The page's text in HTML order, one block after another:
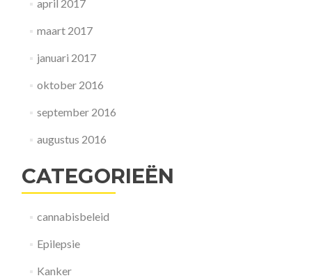
april 2017
maart 2017
januari 2017
oktober 2016
september 2016
augustus 2016
CATEGORIEËN
cannabisbeleid
Epilepsie
Kanker